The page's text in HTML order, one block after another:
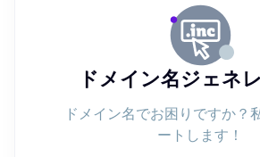
ドメイン名ジェネ
ドメイン名でお困りですか？
ートします！